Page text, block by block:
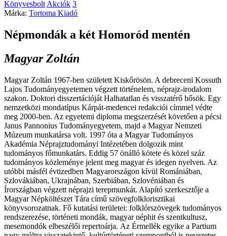
Könyvesbolt Akciók 3
Márka: Tortoma Kiadó
Népmondák a két Homoród mentén
Magyar Zoltán
Magyar Zoltán 1967-ben született Kiskőrösön. A debreceni Kossuth
Lajos Tudományegyetemen végzett történelem, néprajz-irodalom
szakon. Doktori disszertációját Halhatatlan és visszatérő hősök. Egy
nemzetközi mondatípus Kárpát-medencei redakciói címmel védte
meg 2000-ben. Az egyetemi diploma megszerzését követően a pécsi
Janus Pannonius Tudományegyetem, majd a Magyar Nemzeti
Múzeum munkatársa volt. 1997 óta a Magyar Tudományos
Akadémia Néprajztudományi Intézetében dolgozik mint
tudományos főmunkatárs. Eddig 57 önálló kötete és közel száz
tudományos közleménye jelent meg magyar és idegen nyelven. Az
utóbbi másfél évtizedben Magyarországon kívül Romániában,
Szlovákiában, Ukrajnában, Szerbiában, Szlovéniában és
Írországban végzett néprajzi terepmunkát. Alapító szerkesztője a
Magyar Népköltészet Tára című szövegfolklorisztikai
könyvsorozatnak. Fő kutatási területei: folklórszövegek tudományos
rendszerezése, történeti mondák, magyar néphit és szentkultusz,
mesemondók elbeszélői repertoárja. Az Érmellék egyike a Partium